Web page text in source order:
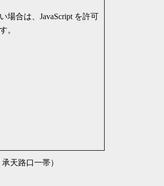
場合は、JavaScript を許可
。
天路口一帯）